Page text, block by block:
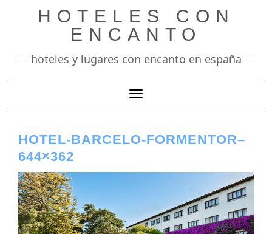
HOTELES CON
ENCANTO
hoteles y lugares con encanto en españa
Cambiar modo de navegación
HOTEL-BARCELO-FORMENTOR–
644×362